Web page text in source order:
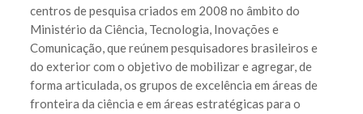
centros de pesquisa criados em 2008 no âmbito do
Ministério da Ciência, Tecnologia, Inovações e
Comunicação, que reúnem pesquisadores brasileiros e
do exterior com o objetivo de mobilizar e agregar, de
forma articulada, os grupos de excelência em áreas de
fronteira da ciência e em áreas estratégicas para o